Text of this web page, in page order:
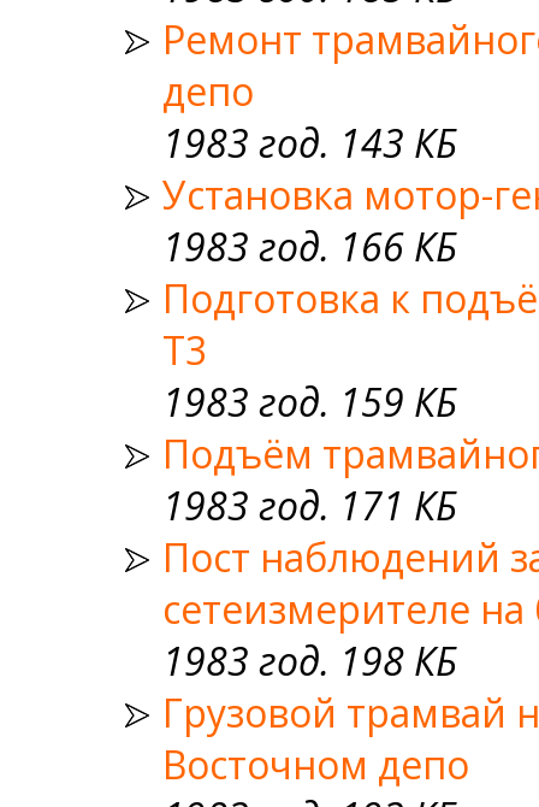
Ремонт
депо
1983 год. 143 КБ
Установка мотор-
1983 год. 166 КБ
Подготовка к
T3
1983 год. 159 КБ
Подъём
1983 год. 171 КБ
Пост наблюдений
сетеизмерителе
1983 год. 198 КБ
Грузовой трамвай
Восточном депо